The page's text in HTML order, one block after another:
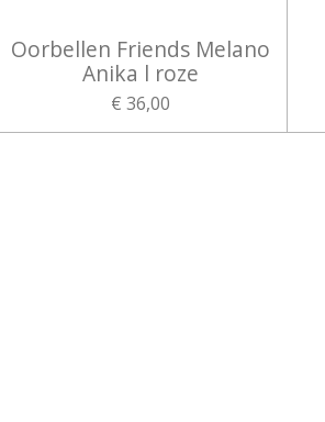
Oorbellen Friends Melano
Anika l roze
€ 36,00